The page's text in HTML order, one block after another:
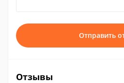
Отправить
Отзывы